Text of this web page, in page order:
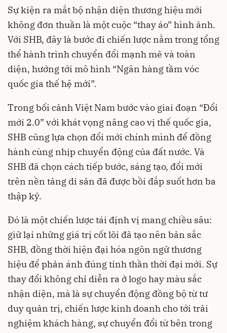
Sự kiện ra mắt bộ nhận diện thương hiệu mới
không đơn thuần là một cuộc “thay áo” hình ảnh.
Với SHB, đây là bước đi chiến lược nằm trong tổng
thể hành trình chuyển đổi mạnh mẽ và toàn
diện, hướng tới mô hình “Ngân hàng tầm vóc
quốc gia thế hệ mới”.
Trong bối cảnh Việt Nam bước vào giai đoạn “Đổi
mới 2.0” với khát vọng nâng cao vị thế quốc gia,
SHB cũng lựa chọn đổi mới chính mình để đồng
hành cùng nhịp chuyển động của đất nước. Và
SHB đã chọn cách tiếp bước, sáng tạo, đổi mới
trên nền tảng di sản đã được bồi đắp suốt hơn ba
thập kỷ.
Đó là một chiến lược tái định vị mang chiều sâu:
giữ lại những giá trị cốt lõi đã tạo nên bản sắc
SHB, đồng thời hiện đại hóa ngôn ngữ thương
hiệu để phản ánh đúng tinh thần thời đại mới. Sự
thay đổi không chỉ diễn ra ở logo hay màu sắc
nhận diện, mà là sự chuyển động đồng bộ từ tư
duy quản trị, chiến lược kinh doanh cho tới trải
nghiệm khách hàng, sự chuyển đổi từ bên trong